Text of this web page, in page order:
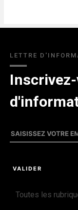
LETTRE
Toutes les